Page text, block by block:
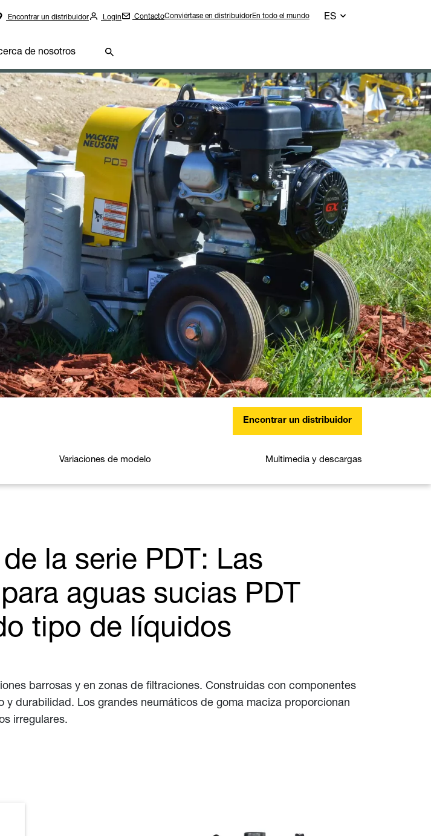
Encontrar un distribuidor Login ContactoConviértase en distribuidorEn todo el mundo ES
de nosotros
Encontrar un distribuidor
Variaciones de modelo Multimedia y descargas
la serie PDT: Las
aguas sucias PDT
tipo de líquidos
barrosas y en zonas de filtraciones. Construidas con componentes
durabilidad. Los grandes neumáticos de goma maciza proporcionan
irregulares.